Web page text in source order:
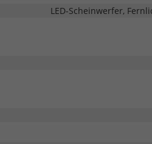
LED-Scheinwerfer,